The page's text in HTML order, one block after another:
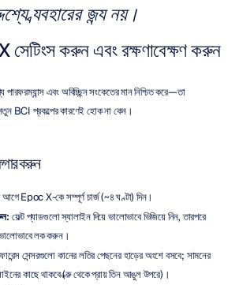
ব্যবহারের জন্য নয়।
করুন এবং রক্ষণাবেক্ষণ করুন
কয়েকটি সহজ পদক্ষেপ নির্ভরযোগ্য পারফরম্যান্স এবং অবিচ্ছিন্ন সংকেতের মান নিশ্চিত করে—তা
BCI প্রকল্পের কারণেই হোক না কেন।
করুন
আগে Epoc X-কে সম্পূর্ণ চার্জ (~৪ ঘণ্টা) দিন।
ফেল্ট প্যাডগুলো স্যালাইন দিয়ে ভালোভাবে ভিজিয়ে নিন, তারপরে
লক করুন।
সেন্সরগুলো কানের লতির পেছনের হাড়ের অংশে বসবে; সামনের
কাছে থাকবে (ভ্রু থেকে প্রায় তিন আঙুল উপরে)।